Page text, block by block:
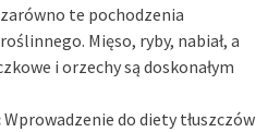
te pochodzenia
Mięso, ryby, nabiał, a
i orzechy są doskonałym
Wprowadzenie do diety tłuszczów